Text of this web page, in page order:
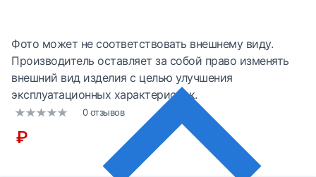
Фото может не соответствовать внешнему виду.
Производитель оставляет за собой право изменять
внешний вид изделия с целью улучшения
эксплуатационных характеристик.
0 отзывов
₽